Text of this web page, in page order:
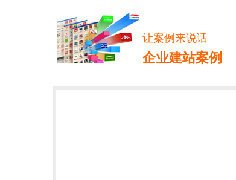
让案例来说话
企业建站案例